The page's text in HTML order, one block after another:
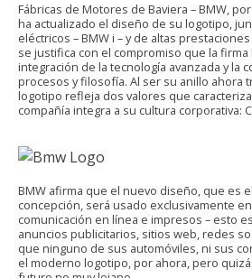
Fábricas de Motores de Baviera – BMW,
ha actualizado el diseño de su logotipo,
eléctricos – BMW i – y de altas
se justifica con el compromiso que la firma
integración de la tecnología avanzada y la
procesos y filosofía. Al ser su anillo ahora
logotipo refleja dos valores que
compañía integra a su cultura corporativa:
BMW afirma que el nuevo diseño, que es
concepción, será usado exclusivamente
comunicación en línea e impresos – esto
anuncios publicitarios, sitios web, redes
que ninguno de sus automóviles, ni sus
el moderno logotipo, por ahora, pero